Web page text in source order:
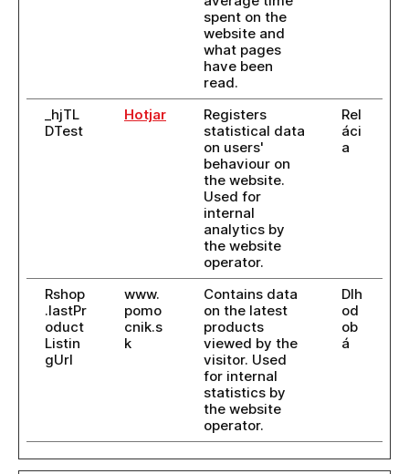
spent on the
website and
what pages
have been
read.
_hjTL
DTest
Hotjar
Registers
statistical data
on users'
behaviour on
the website.
Used for
internal
analytics by
the website
operator.
Rel
áci
a
Rshop
.lastPr
oduct
Listin
gUrl
www.
pomo
cnik.s
k
Contains data
on the latest
products
viewed by the
visitor. Used
for internal
statistics by
the website
operator.
Dlh
od
ob
á